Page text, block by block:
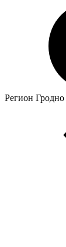
Регион Гродно